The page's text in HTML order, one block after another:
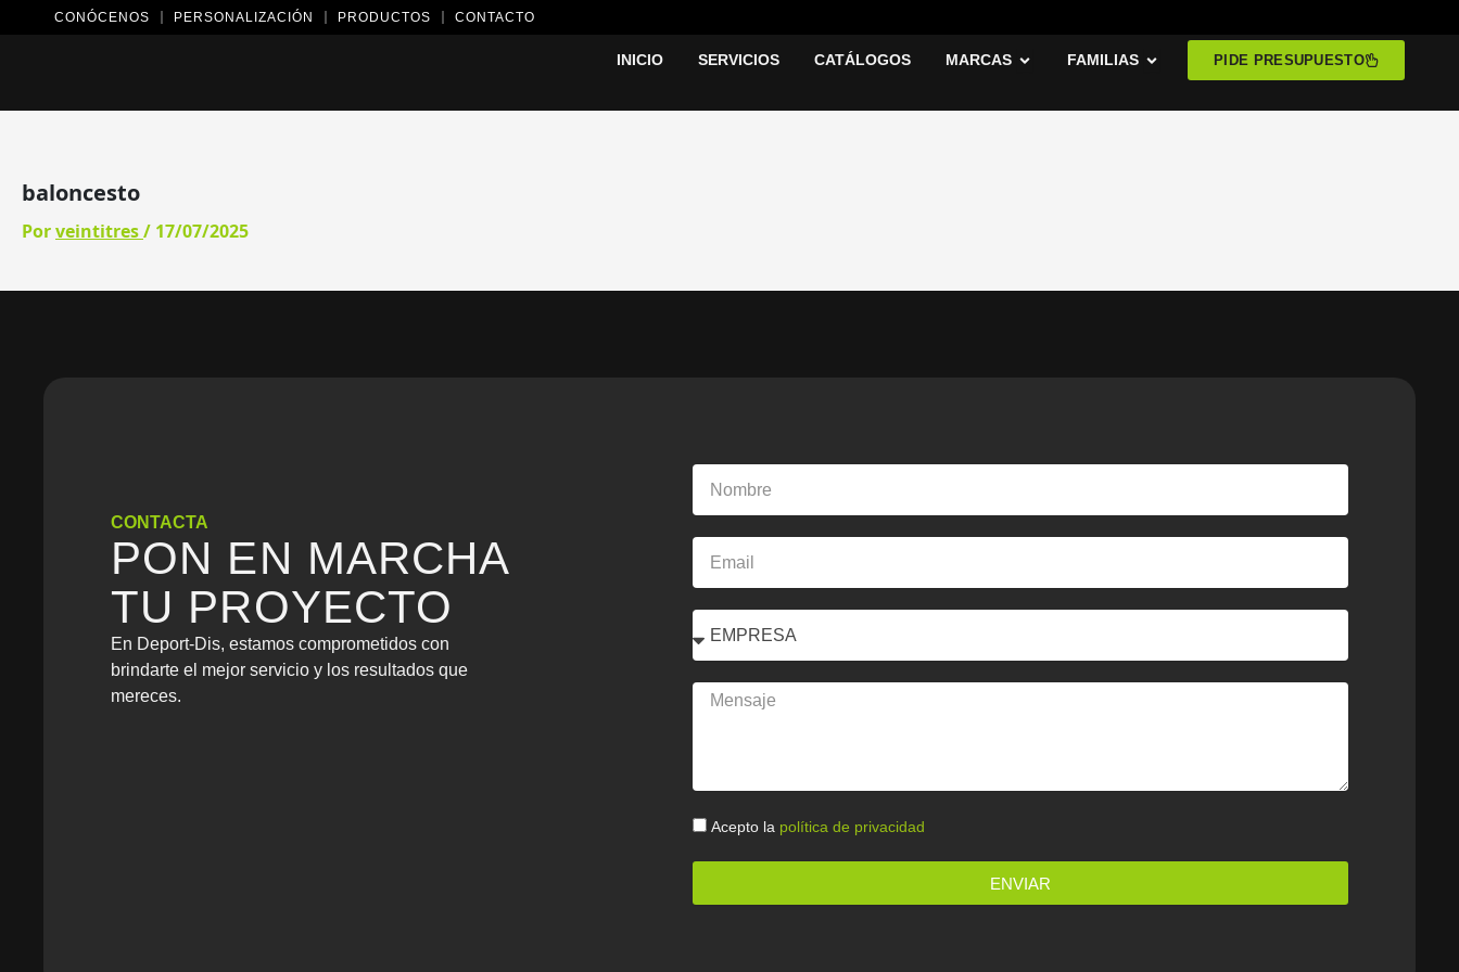
CONÓCENOS PERSONALIZACIÓN PRODUCTOS CONTACTO
INICIO SERVICIOS CATÁLOGOS MARCAS Abrir MARCAS
FAMILIAS Abrir FAMILIASPIDE PRESUPUESTO
baloncesto
Porveintitres/ 17/07/2025
CONTACTA
PON EN MARCHA
TU PROYECTO
En Deport-Dis, estamos comprometidos con
brindarte el mejor servicio y los resultados que
mereces.
Mensaje
Politica
Acepto la política de privacidad
ENVIAR